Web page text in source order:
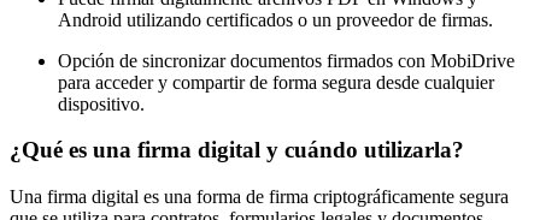
Android utilizando certificados o un proveedor de firmas.
Opción de sincronizar documentos firmados con MobiDrive
para acceder y compartir de forma segura desde cualquier
dispositivo.
¿Qué es una firma digital y cuándo utilizarla?
Una firma digital es una forma de firma criptográficamente segura